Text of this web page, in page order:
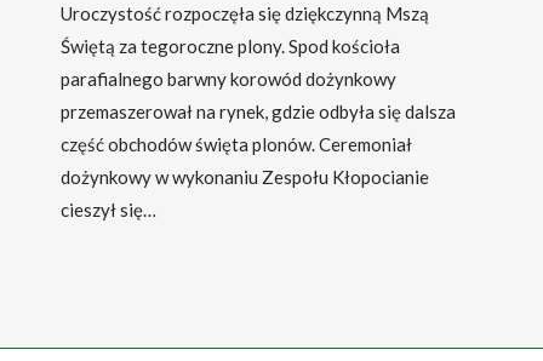
Uroczystość rozpoczęła się dziękczynną Mszą
Świętą za tegoroczne plony. Spod kościoła
parafialnego barwny korowód dożynkowy
przemaszerował na rynek, gdzie odbyła się dalsza
część obchodów święta plonów. Ceremoniał
dożynkowy w wykonaniu Zespołu Kłopocianie
cieszył się…